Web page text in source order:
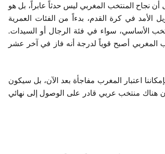
أن نجاح المنتخب المغربي ليس حدثاً عابراً، بل هو
الأمد في كرة القدم، بدءاً من الفئات العمرية
الأساسي، سواء في فئة الرجال أو السيدات.
المغربي أصبح قوياً لدرجة أنه فاز في آخر عشر
اعتبار المغرب مفاجأة بعد الآن، بل سيكون
كان هناك منتخب عربي قادر على الوصول إلى نهائي